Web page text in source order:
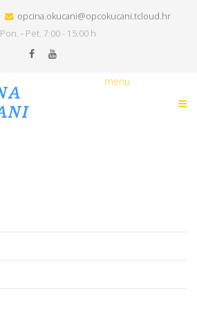
opcina.okucani@opcokucani.tcloud.hr
Pon. - Pet. 7:00 - 15:00 h
menu